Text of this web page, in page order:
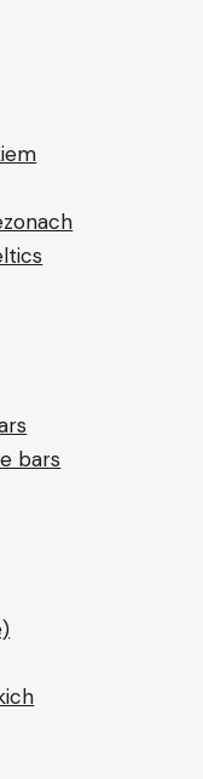
bars